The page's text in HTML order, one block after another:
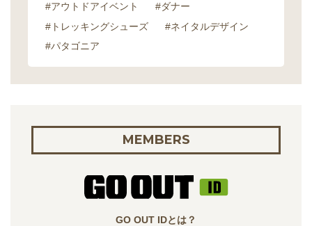
#アウトドアイベント
#ダナー
#トレッキングシューズ
#ネイタルデザイン
#パタゴニア
MEMBERS
GO OUT IDとは？